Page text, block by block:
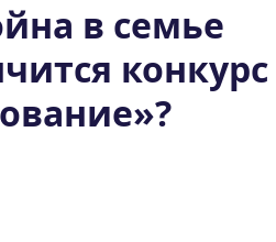
в семье
конкурс